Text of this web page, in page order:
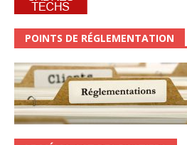
POINTS DE RÉGLEMENTATION